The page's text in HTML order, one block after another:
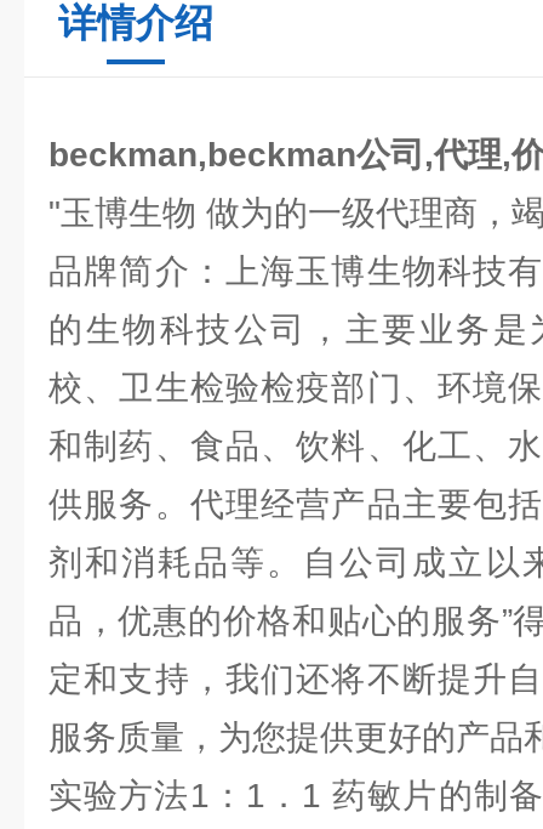
详情介绍
beckman,beckman公司,代理,
"玉博生物 做为的一级代理商，
品牌简介：上海玉博生物科技
的生物科技公司，主要业务
校、卫生检验检疫部门、环境
和制药、食品、饮料、化工、
供服务。代理经营产品主要包
剂和消耗品等。自公司成立以
品，优惠的价格和贴心的服务”
定和支持，我们还将不断提升
服务质量，为您提供更好的产品
实验方法1：1．1 药敏片的制